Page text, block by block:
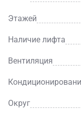
Этажей
Наличие лифта
Вентиляция
Округ